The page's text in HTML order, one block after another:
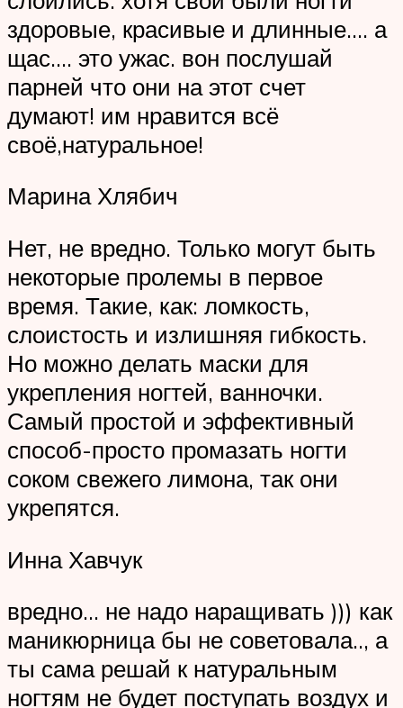
здоровые, красивые и длинные…. а
щас…. это ужас. вон послушай
парней что они на этот счет
думают! им нравится всё
своё,натуральное!
Марина Хлябич
Нет, не вредно. Только могут быть
некоторые пролемы в первое
время. Такие, как: ломкость,
слоистость и излишняя гибкость.
Но можно делать маски для
укрепления ногтей, ванночки.
Самый простой и эффективный
способ-просто промазать ногти
соком свежего лимона, так они
укрепятся.
Инна Хавчук
вредно… не надо наращивать ))) как
маникюрница бы не советовала.., а
ты сама решай к натуральным
ногтям не будет поступать воздух и